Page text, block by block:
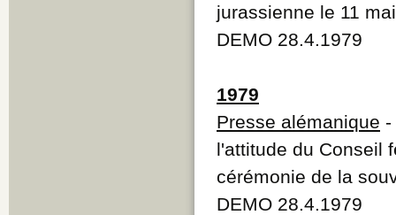
jurassienne le 11
DEMO 28.4.1979
1979
Presse alémanique -
l'attitude du Conseil
cérémonie de la
DEMO 28.4.1979